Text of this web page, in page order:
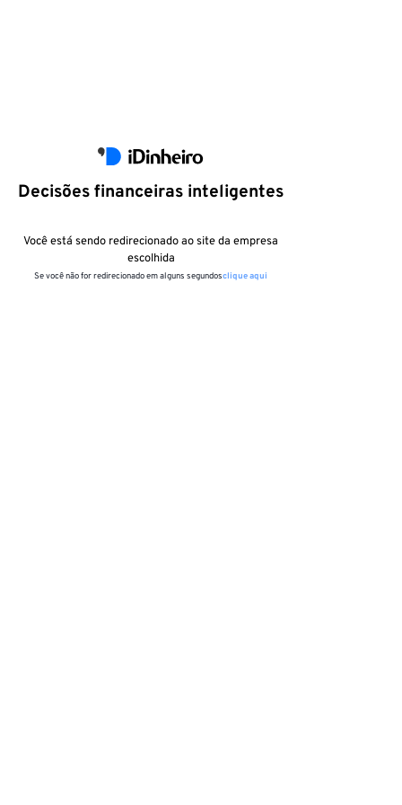
Decisões financeiras inteligentes
Você está sendo redirecionado ao site da empresa
escolhida
Se você não for redirecionado em alguns segundosclique aqui